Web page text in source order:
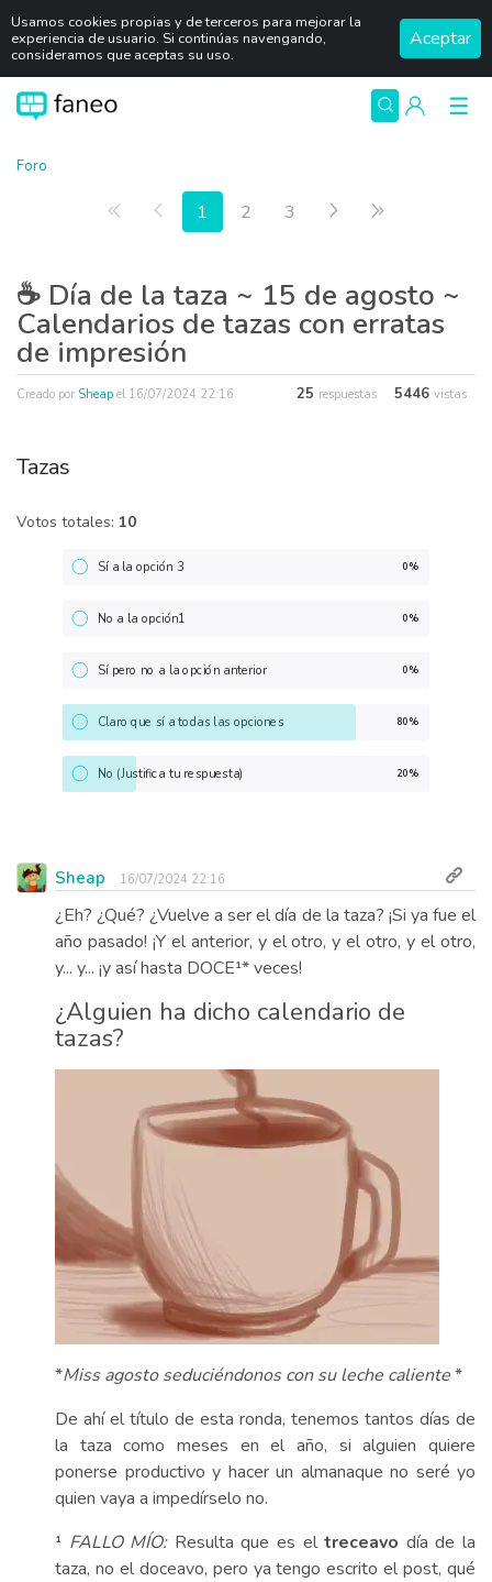
Usamos cookies propias y de terceros para mejorar la
experiencia de usuario. Si continúas navengando,
consideramos que aceptas su uso.
Aceptar
Foro
Primera página
Anterior
1 2 3 Siguiente
☕ Día de la taza ~ 15 de agosto ~
Calendarios de tazas con erratas
de impresión
Creado por Sheap el 16/07/2024 22:16 25 respuestas 5446 vistas
Tazas
Votos totales: 10
Sí a la opción 3 0%
No a la opción1 0%
Sí pero no a la opción anterior 0%
Claro que sí a todas las opciones 80%
No (Justifica tu respuesta) 20%
Sheap 16/07/2024 22:16
¿Eh? ¿Qué? ¿Vuelve a ser el día de la taza? ¡Si ya fue el
año pasado! ¡Y el anterior, y el otro, y el otro, y el otro,
y... y... ¡y así hasta DOCE¹* veces!
¿Alguien ha dicho calendario de
tazas?
*Miss agosto seduciéndonos con su leche caliente*
De ahí el título de esta ronda, tenemos tantos días de
la taza como meses en el año, si alguien quiere
ponerse productivo y hacer un almanaque no seré yo
quien vaya a impedírselo no.
¹ FALLO MÍO: Resulta que es eltreceavo día de la
taza, no el doceavo, pero ya tengo escrito el post, qué